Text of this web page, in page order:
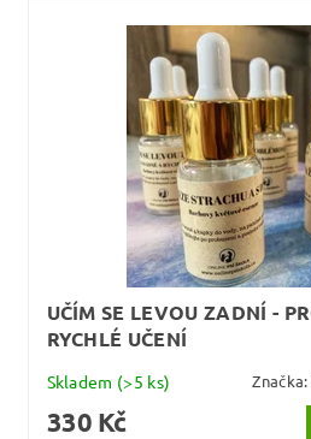
UČÍM SE LEVOU ZADNÍ -
RYCHLÉ UČENÍ
Skladem (>5 ks) Značka:
330 Kč